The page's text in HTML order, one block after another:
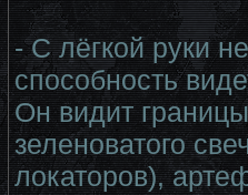
- С лёгкой руки
способность
Он видит
зеленоватого
локаторов),